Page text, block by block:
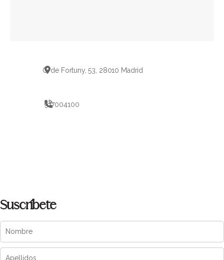
C. de Fortuny, 53, 28010 Madrid
917004100
Suscríbete